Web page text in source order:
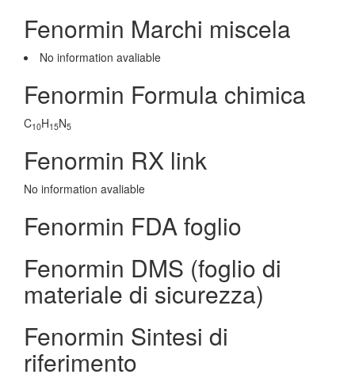
Fenormin Marchi miscela
No information avaliable
Fenormin Formula chimica
C10H15N5
Fenormin RX link
No information avaliable
Fenormin FDA foglio
Fenormin DMS (foglio di
materiale di sicurezza)
Fenormin Sintesi di
riferimento